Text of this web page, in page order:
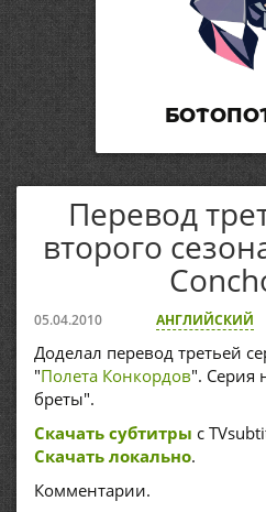
Перевод
второго
05.04.2010 АНГЛИЙСКИЙ
Доделал перевод третьей
"Полета Конкордов". Серия
бреты".
Скачать субтитры с
Скачать локально.
Комментарии.